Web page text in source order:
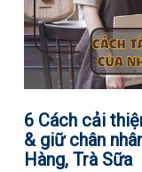
6 Cách cải
& giữ chân
Hàng, Trà Sữa